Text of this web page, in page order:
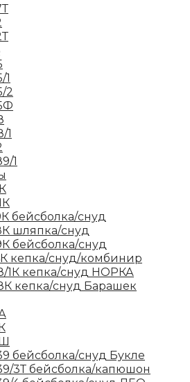
1
2
1
1
бейсболка/снуд
шляпка/снуд
бейсболка/снуд
кепка/снуд/комбинир
1К кепка/снуд НОРКА
кепка/снуд Барашек
бейсболка/снуд Букле
3Т бейсболка/капюшон